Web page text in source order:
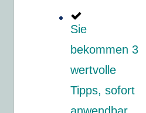
Sie
bekommen 3
wertvolle
Tipps, sofort